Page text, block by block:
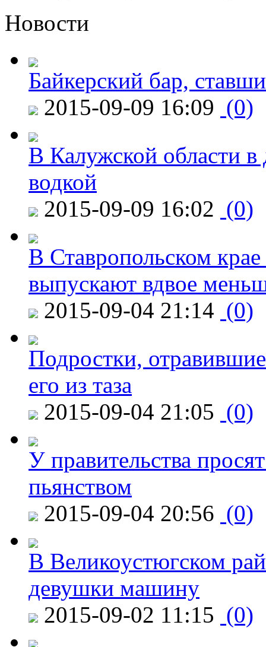
Новости
Байкерский бар,
2015-09-09 16:09 (0)
В Калужской области в
водкой
2015-09-09 16:02 (0)
В Ставропольском
выпускают вдвое
2015-09-04 21:14 (0)
Подростки,
его из таза
2015-09-04 21:05 (0)
У правительства
пьянством
2015-09-04 20:56 (0)
В Великоустюгском
девушки машину
2015-09-02 11:15 (0)